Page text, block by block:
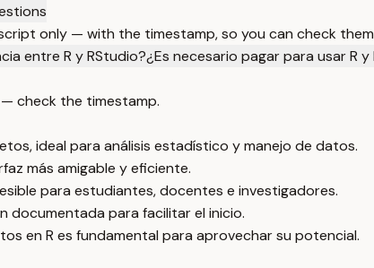
only — with the timestamp, so you can check
entre R y RStudio?¿Es necesario pagar para usar R y
check the timestamp.
ideal para análisis estadístico y manejo de datos.
más amigable y eficiente.
para estudiantes, docentes e investigadores.
documentada para facilitar el inicio.
en R es fundamental para aprovechar su potencial.